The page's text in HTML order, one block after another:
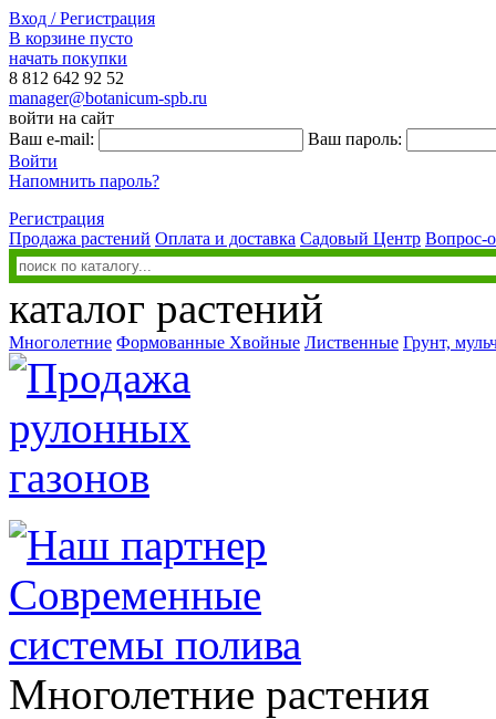
Вход / Регистрация
В корзине пусто
начать покупки
8 812 642 92 52
manager@botanicum-spb.ru
войти на сайт
Ваш e-mail:
Ваш пароль:
Войти
Напомнить пароль?
Регистрация
Продажа растений Оплата и доставка Садовый Центр Вопрос-
каталог растений
Многолетние Формованные Хвойные Лиственные Грунт,
Многолетние растения